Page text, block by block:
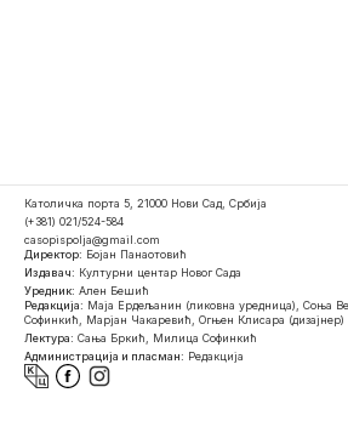
Католичка порта 5, 21000 Нови Сад, Србија
(+381) 021/524-584
casopispolja@gmail.com
Директор: Бојан Панаотовић
Издавач: Културни центар Новог Сада
Уредник: Ален Бешић
Редакција: Маја Ердељанин (ликовна уредница), Соња
Софинкић, Марјан Чакаревић, Огњен Клисара (дизајнер)
Лектура: Сања Бркић, Милица Софинкић
Администрација и пласман: Редакција